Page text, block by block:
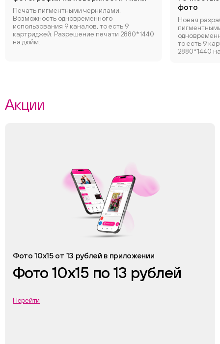
Печать пигментными чернилами.
Возможность одновременного
использования 9 каналов, то есть 9
картриджей. Разрешение печати 2880*1440
на дюйм.
фото
Новая
то есть 9
2880*1440
Акции
Фото 10х15 от 13 рублей в приложении
Фото 10х15 по 13 рублей
Перейти